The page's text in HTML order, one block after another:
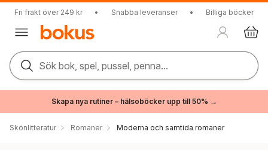
Fri frakt över 249 kr • Snabba leveranser • Billiga böcker
Sök bok, spel, pussel, penna...
Skapa nya rutiner – hälsoböcker upp till 50% →
Skönlitteratur Romaner Moderna och samtida romaner